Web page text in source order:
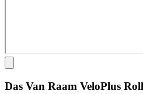
Das Van Raam VeloPlus